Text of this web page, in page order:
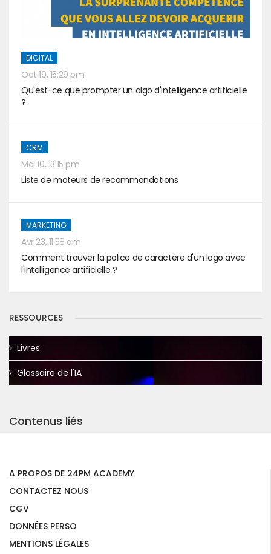
DIGITAL
Oct 19, 15:29 pm
Qu'est-ce que prompter un algo d'intelligence artificielle
?
CRM
Mai 10, 13:15 pm
Liste de moteurs de recommandations
MARKETING
Avr 23, 11:58 am
Comment trouver la police de caractère d'un logo avec
l'intelligence artificielle ?
RESSOURCES
Livres
Glossaire de l'IA
Contenus liés
A PROPOS DE 24PM ACADEMY
CONTACTEZ NOUS
CGV
DONNÉES PERSO
MENTIONS LÉGALES